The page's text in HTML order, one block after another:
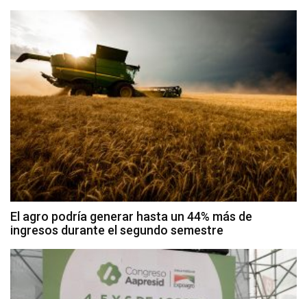
El agro podría generar hasta un 44% más de
ingresos durante el segundo semestre